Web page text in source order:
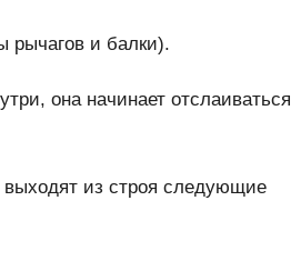
рычагов и балки).
она начинает отслаиваться
из строя следующие